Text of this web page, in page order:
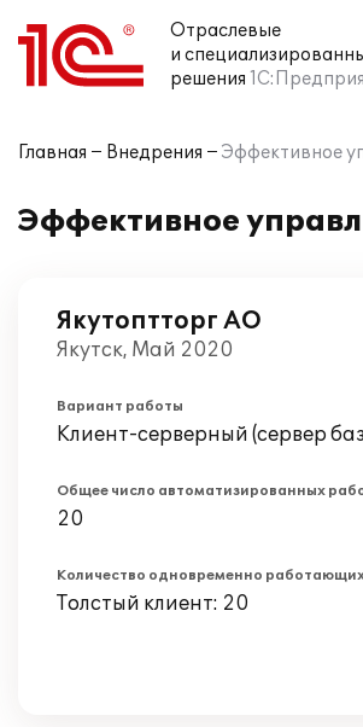
Отраслевые
и
решения
Главная Внедрения Эффективное
Эффективное
Якутоптторг АО
Якутск, Май 2020
Вариант работы
Клиент-серверный (сервер
Общее число автоматизированных
20
Количество одновременно
Толстый клиент: 20